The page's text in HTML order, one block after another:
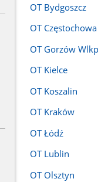
OT Bydgoszcz
OT Częstochowa
OT Gorzów
OT Kielce
OT Koszalin
OT Kraków
OT Łódź
OT Lublin
OT Olsztyn